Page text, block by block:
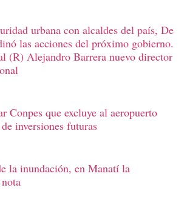
urbana con alcaldes del país, De
las acciones del próximo gobierno.
(R) Alejandro Barrera nuevo director
Conpes que excluye al aeropuerto
inversiones futuras
la inundación, en Manatí la